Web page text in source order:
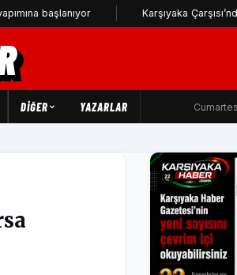
Karşıyaka Çarşısı’nda araç
DIĞER YAZARLAR